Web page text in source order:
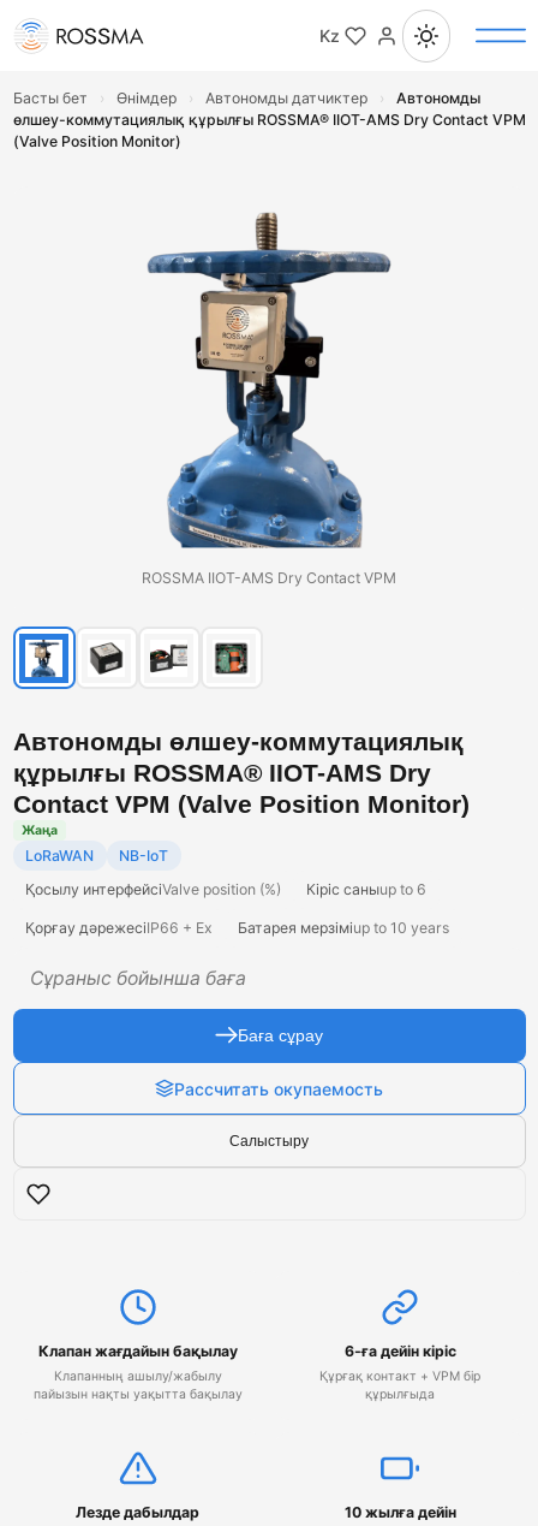
Kz
Басты бет › Өнімдер › Автономды датчиктер ›
Автономды
өлшеу-коммутациялық құрылғы ROSSMA® IIOT-AMS Dry Contact VPM
(Valve Position Monitor)
ROSSMA IIOT-AMS Dry Contact VPM
Автономды өлшеу-коммутациялық
құрылғы ROSSMA® IIOT-AMS Dry
Contact VPM (Valve Position Monitor)
Жаңа
LoRaWAN
NB-IoT
Қосылу интерфейсіValve position (%) Кіріс саныup to 6
Қорғау дәрежесіIP66 + Ex Батарея мерзіміup to 10 years
Сұраныс бойынша баға
Баға сұрау
Рассчитать окупаемость
Салыстыру
Клапан жағдайын бақылау
Клапанның ашылу/жабылу
пайызын нақты уақытта бақылау
6-ға дейін кіріс
Құрғақ контакт + VPM бір
құрылғыда
Лезде дабылдар 10 жылға дейін